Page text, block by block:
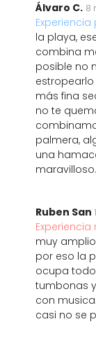
Álvaro C. 8
Experiencia
la playa,
combina
posible no
más fina
no te
palmera,
una
maravilloso.
Ruben San
muy
por eso la
ocupa
tumbonas
con
casi no se